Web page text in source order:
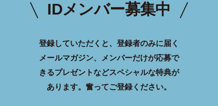
IDメンバー募集中
登録していただくと、登録者のみに届く
メールマガジン、メンバーだけが応募で
きるプレゼントなどスペシャルな特典が
あります。 奮ってご登録ください。